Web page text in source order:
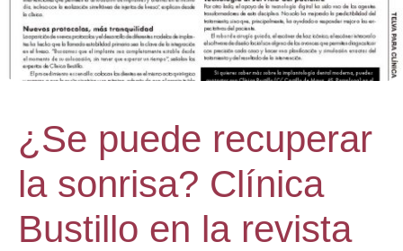
¿Se puede recuperar
la sonrisa? Clínica
Bustillo en la revista